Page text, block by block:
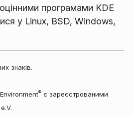
програмами KDE
у Linux, BSD, Windows,
знаків.
® є зареєстрованими